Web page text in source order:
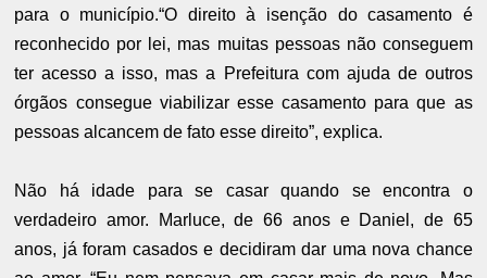
para o município.“O direito à isenção do casamento é
reconhecido por lei, mas muitas pessoas não conseguem
ter acesso a isso, mas a Prefeitura com ajuda de outros
órgãos consegue viabilizar esse casamento para que as
pessoas alcancem de fato esse direito”, explica.
Não há idade para se casar quando se encontra o
verdadeiro amor. Marluce, de 66 anos e Daniel, de 65
anos, já foram casados e decidiram dar uma nova chance